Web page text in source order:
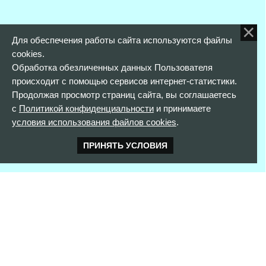
Для обеспечения работы сайта используются файлы
cookies.
Обработка обезличенных данных Пользователя
происходит с помощью сервисов интернет-статистики.
Продолжая просмотр страниц сайта, вы соглашаетесь
с Политикой конфиденциальностии принимаете
условия использования файлов cookies.
ПРИНЯТЬ УСЛОВИЯ